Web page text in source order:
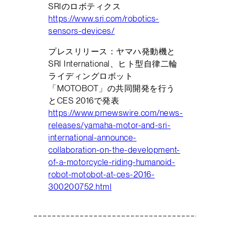
SRIのロボティクス
https://www.sri.com/robotics-
sensors-devices/
プレスリリース：ヤマハ発動機と
SRI International、ヒト型自律二輪
ライディングロボット
「MOTOBOT」の共同開発を行う
とCES 2016で発表
https://www.prnewswire.com/news-
releases/yamaha-motor-and-sri-
international-announce-
collaboration-on-the-development-
of-a-motorcycle-riding-humanoid-
robot-motobot-at-ces-2016-
300200752.html